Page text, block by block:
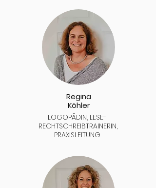
Regina
Köhler
LOGOPÄDIN, LESE-
RECHTSCHREIBTRAINERIN,
PRAXISLEITUNG